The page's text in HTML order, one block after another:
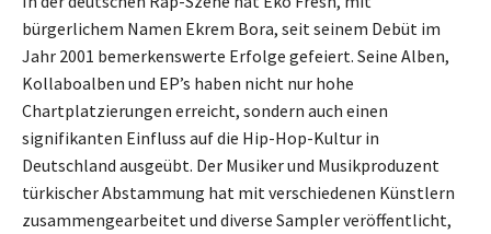
bürgerlichem Namen Ekrem Bora, seit seinem Debüt im
Jahr 2001 bemerkenswerte Erfolge gefeiert. Seine Alben,
Kollaboalben und EP’s haben nicht nur hohe
Chartplatzierungen erreicht, sondern auch einen
signifikanten Einfluss auf die Hip-Hop-Kultur in
Deutschland ausgeübt. Der Musiker und Musikproduzent
türkischer Abstammung hat mit verschiedenen Künstlern
zusammengearbeitet und diverse Sampler veröffentlicht,